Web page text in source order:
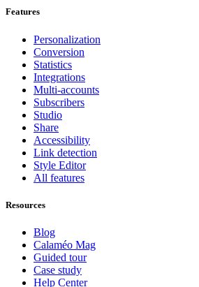
Features
Personalization
Conversion
Statistics
Integrations
Multi-accounts
Subscribers
Studio
Share
Accessibility
Link detection
Style Editor
All features
Resources
Blog
Calaméo Mag
Guided tour
Case study
Help Center